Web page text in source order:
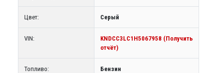
Цвет: Серый
VIN:
KNDCC3LC1H5067958 (Получить
отчёт)
Топливо: Бензин